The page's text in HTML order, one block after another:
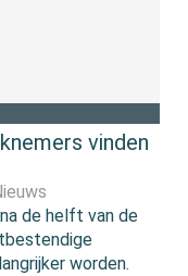
vinden
de helft van de
worden.